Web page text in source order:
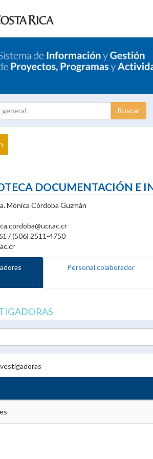
Investigador
DOCUMENTACIÓN E
Mónica Córdoba Guzmán
/ (506) 2511-4750
Personal colaborador